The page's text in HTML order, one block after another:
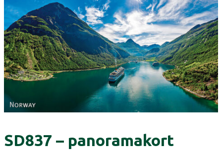
SD837 – panoramakort